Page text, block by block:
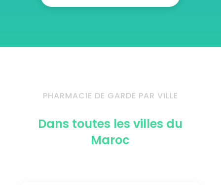
PHARMACIE DE GARDE PAR VILLE
Dans toutes les villes du
Maroc